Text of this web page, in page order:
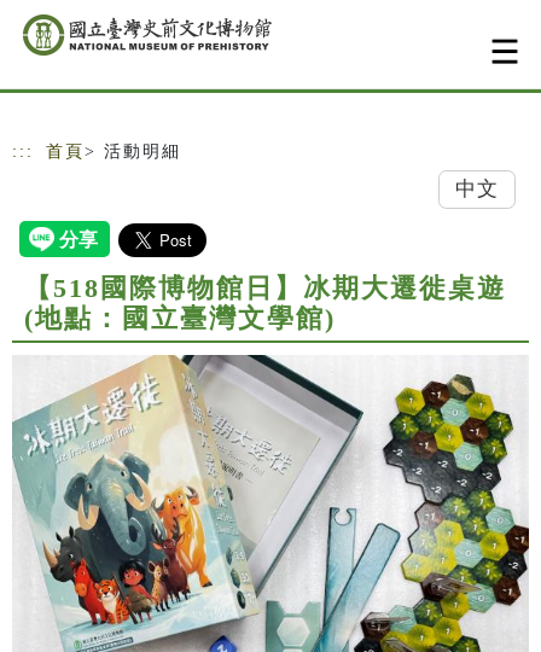
跳到主要內容
網站導覽
::: 首頁 > 活動明細
中文
【518國際博物館日】冰期大遷徙桌遊
(地點：國立臺灣文學館)